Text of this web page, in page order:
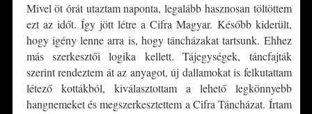
Mivel öt órát utaztam naponta, legalább hasznosan töltöttem
ezt az időt. Így jött létre a Cifra Magyar. Később kiderült,
hogy igény lenne arra is, hogy táncházakat tartsunk. Ehhez
más szerkesztői logika kellett. Tájegységek, táncfajták
szerint rendeztem át az anyagot, új dallamokat is felkutattam
létező kottákból, kiválasztottam a lehető legkönnyebb
hangnemeket és megszerkesztettem a Cifra Táncházat. Írtam